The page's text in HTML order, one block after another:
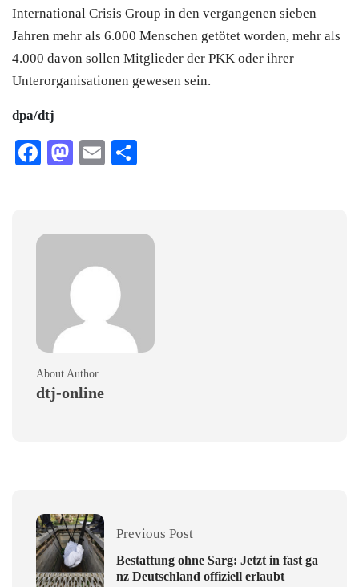
International Crisis Group in den vergangenen sieben
Jahren mehr als 6.000 Menschen getötet worden, mehr als
4.000 davon sollen Mitglieder der PKK oder ihrer
Unterorganisationen gewesen sein.
dpa/dtj
Facebook
Mastodon
Email
About Author
dtj-online
Previous Post
Bestattung ohne Sarg: Jetzt in fast ga
nz Deutschland offiziell erlaubt